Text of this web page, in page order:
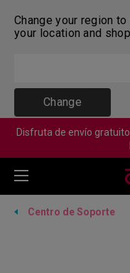
Change your region
your location and
Change
Disfruta de envío
Centro de Soporte